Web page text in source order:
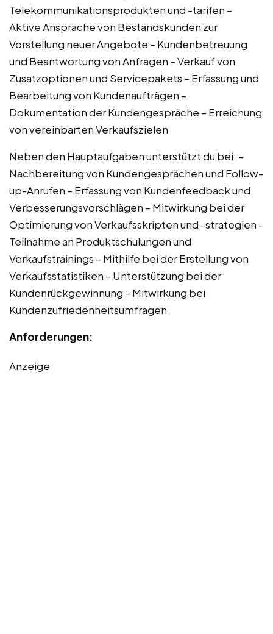
Telekommunikationsprodukten und -tarifen –
Aktive Ansprache von Bestandskunden zur
Vorstellung neuer Angebote – Kundenbetreuung
und Beantwortung von Anfragen – Verkauf von
Zusatzoptionen und Servicepakets – Erfassung und
Bearbeitung von Kundenaufträgen –
Dokumentation der Kundengespräche – Erreichung
von vereinbarten Verkaufszielen
Neben den Hauptaufgaben unterstützt du bei: –
Nachbereitung von Kundengesprächen und Follow-
up-Anrufen – Erfassung von Kundenfeedback und
Verbesserungsvorschlägen – Mitwirkung bei der
Optimierung von Verkaufsskripten und -strategien –
Teilnahme an Produktschulungen und
Verkaufstrainings – Mithilfe bei der Erstellung von
Verkaufsstatistiken – Unterstützung bei der
Kundenrückgewinnung – Mitwirkung bei
Kundenzufriedenheitsumfragen
Anforderungen:
Anzeige